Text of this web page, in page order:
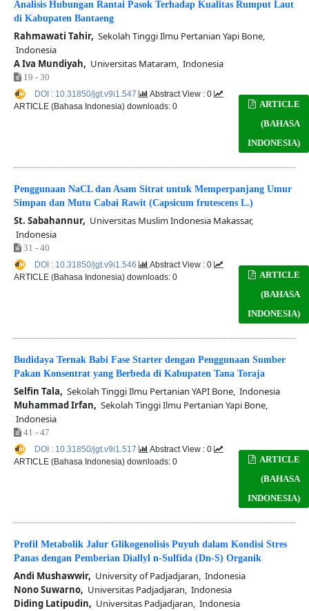
Analisis Hubungan Rantai Pasok Terhadap Kualitas Rumput Laut
di Kabupaten Bantaeng
Rahmawati Tahir, Sekolah Tinggi Ilmu Pertanian Yapi Bone,
Indonesia
A Iva Mundiyah, Universitas Mataram, Indonesia
19 - 30
ARTICLE
(BAHASA
INDONESIA)
DOI : 10.31850/jgt.v9i1.547
Abstract View : 0
ARTICLE (Bahasa Indonesia) downloads: 0
Penggunaan NaCL dan Asam Sitrat untuk Memperpanjang Umur
Simpan dan Mutu Cabai Rawit (Capsicum frutescens L.)
St. Sabahannur, Universitas Muslim Indonesia Makassar,
Indonesia
31 - 40
ARTICLE
(BAHASA
INDONESIA)
DOI : 10.31850/jgt.v9i1.546
Abstract View : 0
ARTICLE (Bahasa Indonesia) downloads: 0
Budidaya Ternak Babi Fase Starter dengan Penggunaan Sumber
Pakan Konsentrat yang Berbeda di Kabupaten Tana Toraja
Selfin Tala, Sekolah Tinggi Ilmu Pertanian YAPI Bone, Indonesia
Muhammad Irfan, Sekolah Tinggi Ilmu Pertanian Yapi Bone,
Indonesia
41 - 47
ARTICLE
(BAHASA
INDONESIA)
DOI : 10.31850/jgt.v9i1.517
Abstract View : 0
ARTICLE (Bahasa Indonesia) downloads: 0
Profil Metabolik Jalur Glikogenolisis Puyuh dalam Kondisi Stres
Panas dengan Pemberian Diallyl n-Sulfida (Dn-S) Organik
Andi Mushawwir, University of Padjadjaran, Indonesia
Nono Suwarno, Universitas Padjadjaran, Indonesia
Diding Latipudin, Universitas Padjadjaran, Indonesia